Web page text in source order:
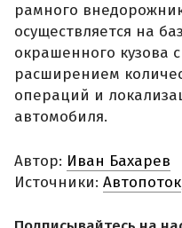
рамного
осуществляется на
окрашенного кузова
расширением
операций и
автомобиля.
Автор: Иван Бахарев
Источники: Автопоток